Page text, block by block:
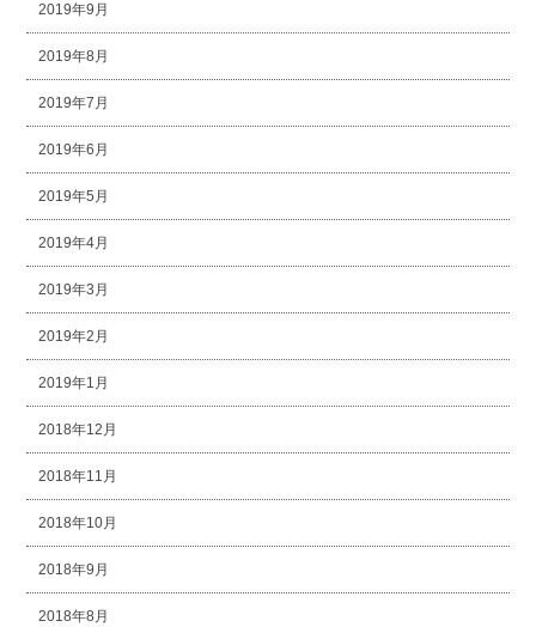
2019年9月
2019年8月
2019年7月
2019年6月
2019年5月
2019年4月
2019年3月
2019年2月
2019年1月
2018年12月
2018年11月
2018年10月
2018年9月
2018年8月